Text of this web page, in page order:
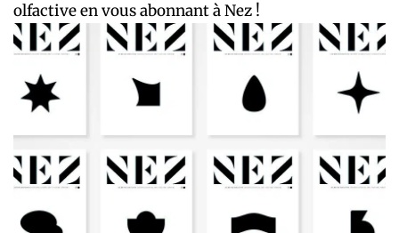
olfactive en vous abonnant à Nez !